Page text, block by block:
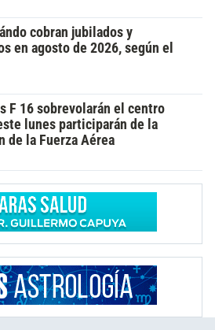
cobran jubilados y
en agosto de 2026, según el
F 16 sobrevolarán el centro
lunes participarán de la
de la Fuerza Aérea